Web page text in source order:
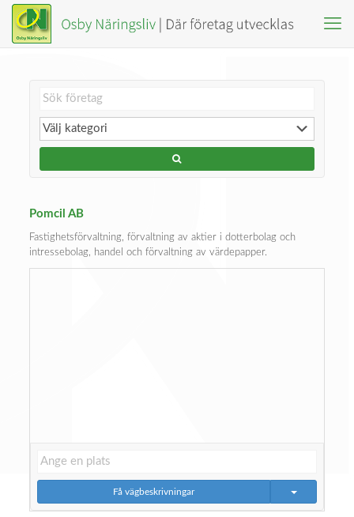
Pomcil AB
Fastighetsförvaltning, förvaltning av aktier i dotterbolag och
intressebolag, handel och förvaltning av värdepapper.
Få vägbeskrivningar